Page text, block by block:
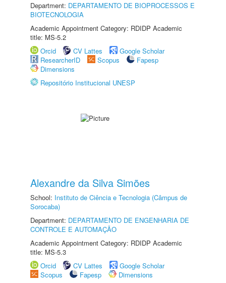
Department: DEPARTAMENTO DE BIOPROCESSOS E
BIOTECNOLOGIA
Academic Appointment Category: RDIDP Academic
title: MS-5.2
Orcid
CV Lattes
Google Scholar
ResearcherID
Scopus
Fapesp
Dimensions
Repositório Institucional UNESP
Alexandre da Silva Simões
School: Instituto de Ciência e Tecnologia (Câmpus de
Sorocaba)
Department: DEPARTAMENTO DE ENGENHARIA DE
CONTROLE E AUTOMAÇÃO
Academic Appointment Category: RDIDP Academic
title: MS-5.3
Orcid
CV Lattes
Google Scholar
Scopus
Fapesp
Dimensions